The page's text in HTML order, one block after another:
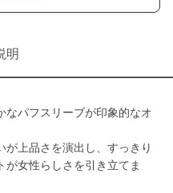
明
なパフスリーブが印象的なオ
が上品さを演出し、すっきり
が女性らしさを引き立てま